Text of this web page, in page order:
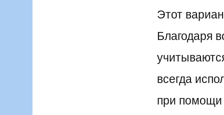
Этот
Благодаря
всегда
при помощи